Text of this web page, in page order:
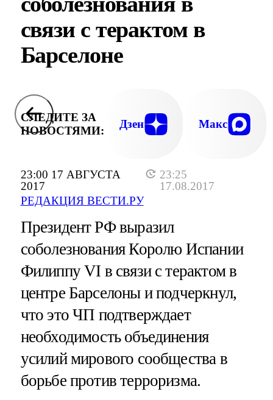
23:00 17 АВГУСТА
2017
23:25
17.08.2017
РЕДАКЦИЯ ВЕСТИ.РУ
связи с терактом в
Барселоне
СЛЕДИТЕ ЗА
НОВОСТЯМИ:
Дзен Макс
Президент РФ выразил
соболезнования Королю Испании
Филиппу VI в связи с терактом в
центре Барселоны и подчеркнул,
что это ЧП подтверждает
необходимость объединения
усилий мирового сообщества в
борьбе против терроризма.